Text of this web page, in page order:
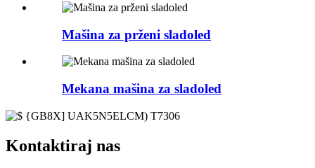
Mašina za prženi sladoled
Mekana mašina za sladoled
Kontaktiraj nas